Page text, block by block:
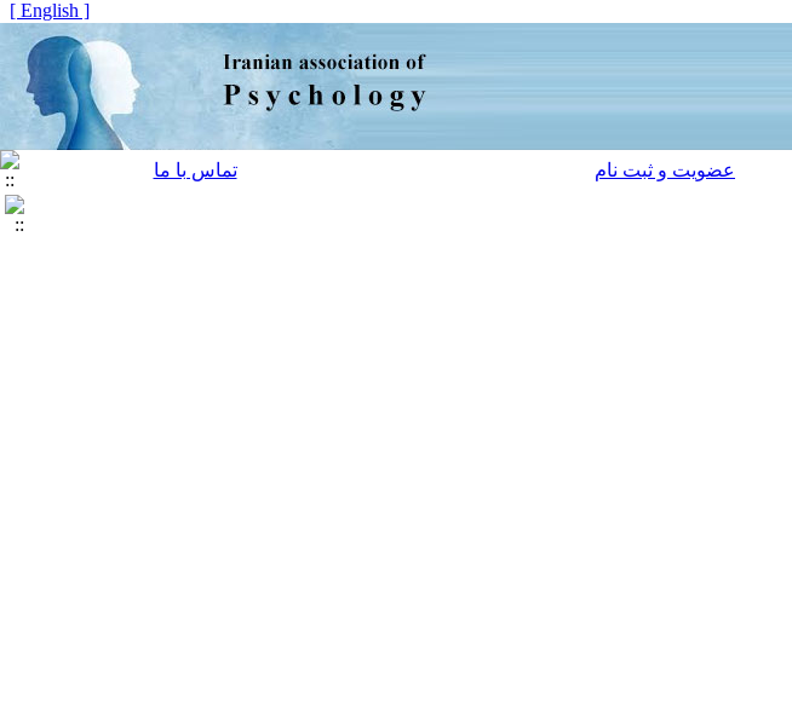
[ English ]
عضویت و ثبت نام تماس با ما